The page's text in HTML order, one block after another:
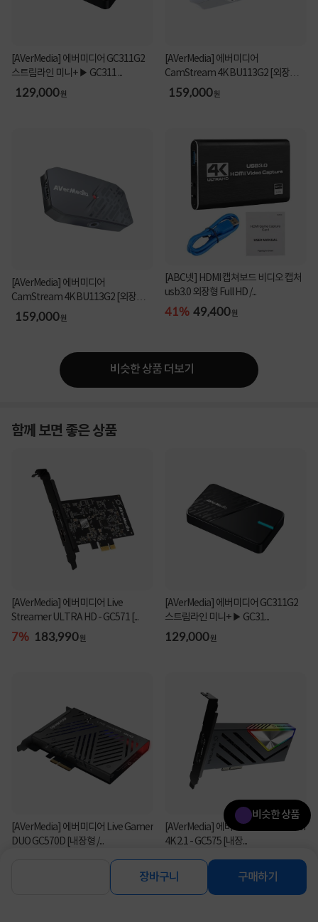
비슷한 상품
장바구니 구매하기
[AVerMedia] 에버미디어 GC311G2
스트림라인 미니+ ▶ GC311 ...
129,000원
[AVerMedia] 에버미디어
CamStream 4K BU113G2 [외장형 /
캡...
159,000원
[AVerMedia] 에버미디어
CamStream 4K BU113G2 [외장형 /
캡...
159,000원
[ABC넷] HDMI 캡쳐보드 비디오 캡처
usb3.0 외장형 Full HD /...
41% 49,400원
비슷한 상품 더보기
함께 보면 좋은 상품
[AVerMedia] 에버미디어 Live
Streamer ULTRA HD - GC571 [...
7% 183,990원
[AVerMedia] 에버미디어 GC311G2
스트림라인 미니+ ▶ GC31...
129,000원
[AVerMedia] 에버미디어 Live Gamer
DUO GC570D [내장형 /...
[AVerMedia] 에버미디어 Live Gamer
4K 2.1 - GC575 [내장...
341,800원